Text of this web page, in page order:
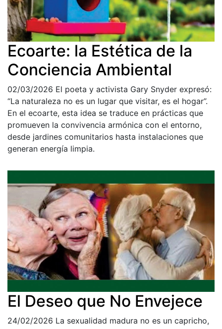
Ecoarte: la Estética de la
Conciencia Ambiental
02/03/2026 El poeta y activista Gary Snyder expresó:
“La naturaleza no es un lugar que visitar, es el hogar”.
En el ecoarte, esta idea se traduce en prácticas que
promueven la convivencia armónica con el entorno,
desde jardines comunitarios hasta instalaciones que
generan energía limpia.
El Deseo que No Envejece
24/02/2026 La sexualidad madura no es un capricho,